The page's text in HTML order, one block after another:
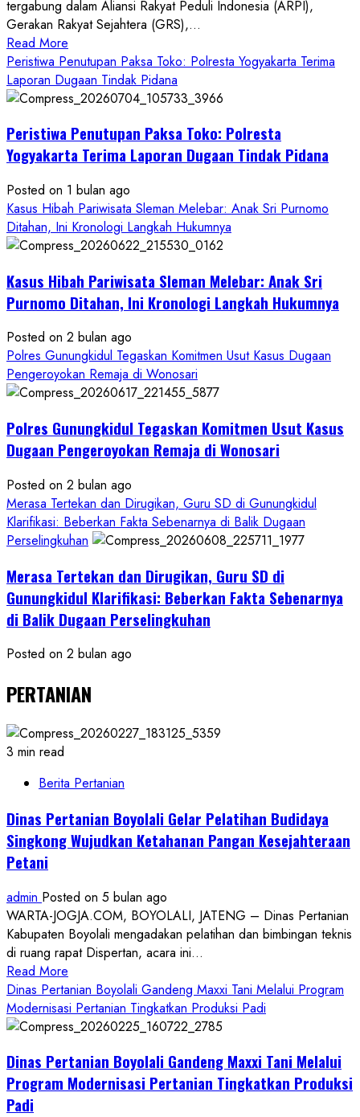
tergabung dalam Aliansi Rakyat Peduli Indonesia (ARPI),
Gerakan Rakyat Sejahtera (GRS),...
Read More
more
about
Kasus
Anak
di
Aliansi
Janji
Kawal
Proses
Sampai
Tuntas
Peristiwa Penutupan Paksa Toko: Polresta Yogyakarta Terima
Laporan Dugaan Tindak Pidana
Peristiwa Penutupan Paksa Toko: Polresta
Yogyakarta Terima Laporan Dugaan Tindak Pidana
Posted on 1 bulan ago
Kasus Hibah Pariwisata Sleman Melebar: Anak Sri Purnomo
Ditahan, Ini Kronologi Langkah Hukumnya
Kasus Hibah Pariwisata Sleman Melebar: Anak Sri
Purnomo Ditahan, Ini Kronologi Langkah Hukumnya
Posted on 2 bulan ago
Polres Gunungkidul Tegaskan Komitmen Usut Kasus Dugaan
Pengeroyokan Remaja di Wonosari
Polres Gunungkidul Tegaskan Komitmen Usut Kasus
Dugaan Pengeroyokan Remaja di Wonosari
Posted on 2 bulan ago
Merasa Tertekan dan Dirugikan, Guru SD di Gunungkidul
Klarifikasi: Beberkan Fakta Sebenarnya di Balik Dugaan
Perselingkuhan
Merasa Tertekan dan Dirugikan, Guru SD di
Gunungkidul Klarifikasi: Beberkan Fakta Sebenarnya
di Balik Dugaan Perselingkuhan
Posted on 2 bulan ago
PERTANIAN
3 min read
Berita Pertanian
Dinas Pertanian Boyolali Gelar Pelatihan Budidaya
Singkong Wujudkan Ketahanan Pangan Kesejahteraan
Petani
admin Posted on 5 bulan ago
WARTA-JOGJA.COM, BOYOLALI, JATENG – Dinas Pertanian
Kabupaten Boyolali mengadakan pelatihan dan bimbingan teknis
di ruang rapat Dispertan, acara ini...
Read More
more
about
Dinas
Boyolali
Gelar
Dinas Pertanian Boyolali Gandeng Maxxi Tani Melalui Program
Modernisasi Pertanian Tingkatkan Produksi Padi
Dinas Pertanian Boyolali Gandeng Maxxi Tani Melalui
Program Modernisasi Pertanian Tingkatkan Produksi
Padi